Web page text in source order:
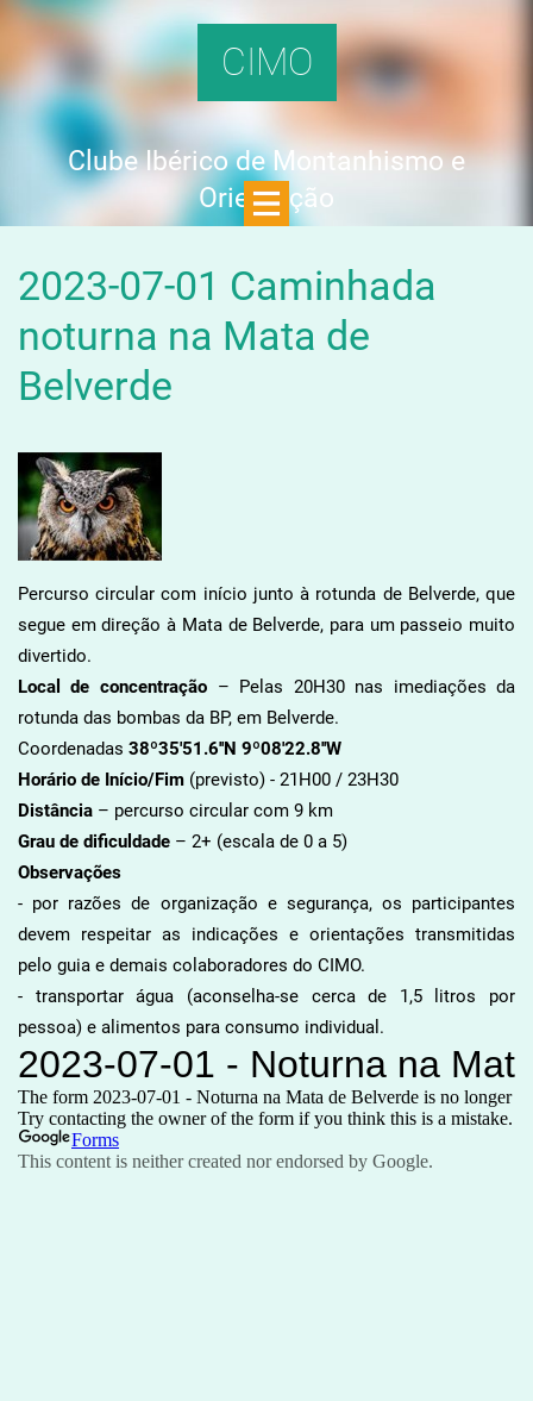
CIMO
Clube Ibérico de Montanhismo e
Orientação
2023-07-01 Caminhada
noturna na Mata de
Belverde
Percurso circular com início junto à rotunda de Belverde, que
segue em direção à Mata de Belverde, para um passeio muito
divertido.
Local de concentração – Pelas 20H30 nas imediações da
rotunda das bombas da BP, em Belverde.
Coordenadas 38º35'51.6''N 9º08'22.8''W
Horário de Início/Fim (previsto) - 21H00 / 23H30
Distância– percurso circular com 9 km
Grau de dificuldade– 2+ (escala de 0 a 5)
Observações
- por razões de organização e segurança, os participantes
devem respeitar as indicações e orientações transmitidas
pelo guia e demais colaboradores do CIMO.
- transportar água (aconselha-se cerca de 1,5 litros por
pessoa) e alimentos para consumo individual.